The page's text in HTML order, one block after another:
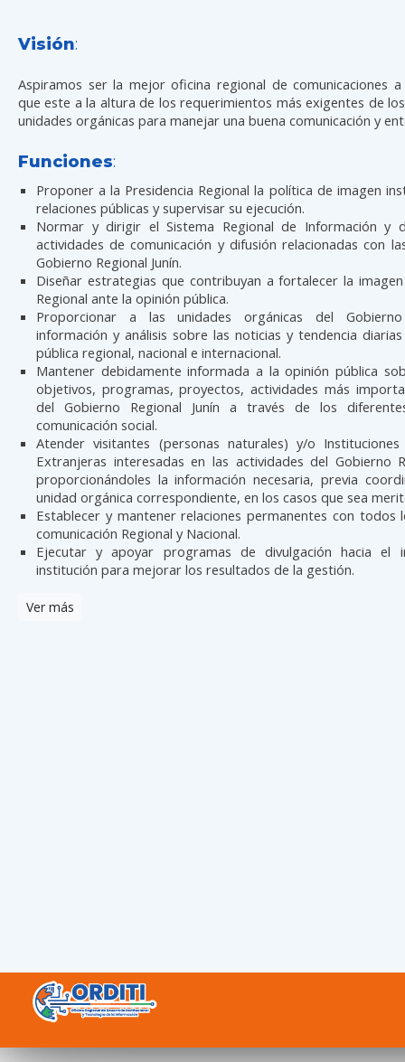
Visión:
Aspiramos ser la mejor oficina regional de comunicaciones
que este a la altura de los requerimientos más exigentes de
unidades orgánicas para manejar una buena comunicación y
Funciones:
Proponer a la Presidencia Regional la política de imagen
relaciones públicas y supervisar su ejecución.
Normar y dirigir el Sistema Regional de Información y
actividades de comunicación y difusión relacionadas con
Gobierno Regional Junín.
Diseñar estrategias que contribuyan a fortalecer la
Regional ante la opinión pública.
Proporcionar a las unidades orgánicas del
información y análisis sobre las noticias y tendencia
pública regional, nacional e internacional.
Mantener debidamente informada a la opinión pública
objetivos, programas, proyectos, actividades más
del Gobierno Regional Junín a través de los
comunicación social.
Atender visitantes (personas naturales) y/o
Extranjeras interesadas en las actividades del Gobierno
proporcionándoles la información necesaria, previa
unidad orgánica correspondiente, en los casos que sea
Establecer y mantener relaciones permanentes con todos
comunicación Regional y Nacional.
Ejecutar y apoyar programas de divulgación hacia el
institución para mejorar los resultados de la gestión.
Ver más